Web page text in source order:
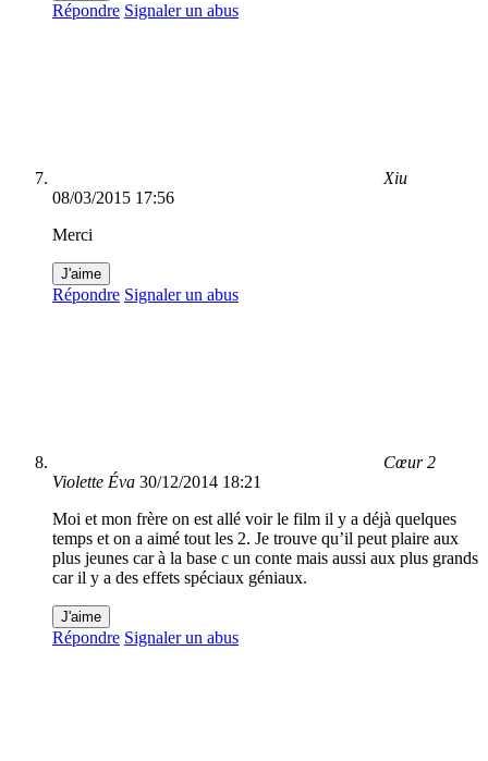
Répondre Signaler un abus
Xiu
08/03/2015 17:56
Merci
J'aime
Répondre Signaler un abus
Cœur 2
Violette Éva 30/12/2014 18:21
Moi et mon frère on est allé voir le film il y a déjà quelques
temps et on a aimé tout les 2. Je trouve qu’il peut plaire aux
plus jeunes car à la base c un conte mais aussi aux plus grands
car il y a des effets spéciaux géniaux.
J'aime
Répondre Signaler un abus